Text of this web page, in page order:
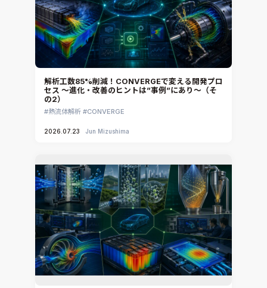
解析工数85%削減！CONVERGEで変える開発プロ
セス ～進化・改善のヒントは”事例”にあり～（そ
の2）
熱流体解析 CONVERGE
2026.07.23 Jun Mizushima